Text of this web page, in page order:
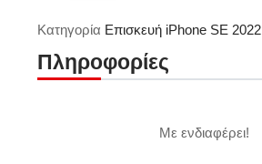
Κατηγορία Επισκευή iPhone SE 2022
Πληροφορίες
Με ενδιαφέρει!